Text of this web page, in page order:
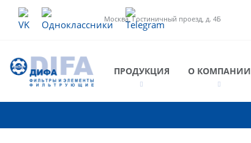
Москва, Гостиничный проезд, д. 4Б
ПРОДУКЦИЯ О КОМПАНИИ